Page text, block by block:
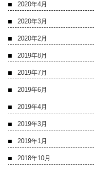
2020年4月
2020年3月
2020年2月
2019年8月
2019年7月
2019年6月
2019年4月
2019年3月
2019年1月
2018年10月